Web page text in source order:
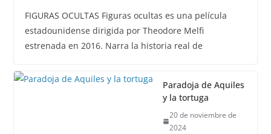
FIGURAS OCULTAS Figuras ocultas es una película
estadounidense dirigida por Theodore Melfi
estrenada en 2016. Narra la historia real de
Paradoja de Aquiles
y la tortuga
20 de noviembre de
2024